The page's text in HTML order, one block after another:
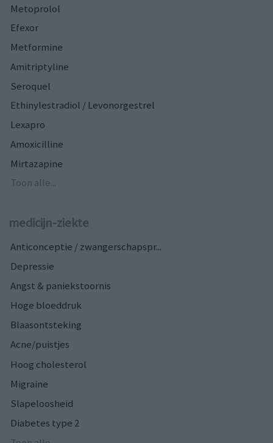
Metoprolol
Efexor
Metformine
Amitriptyline
Seroquel
Ethinylestradiol / Levonorgestrel
Lexapro
Amoxicilline
Mirtazapine
Toon alle...
medicijn-ziekte
Anticonceptie / zwangerschapspr...
Depressie
Angst & paniekstoornis
Hoge bloeddruk
Blaasontsteking
Acne/puistjes
Hoog cholesterol
Migraine
Slapeloosheid
Diabetes type 2